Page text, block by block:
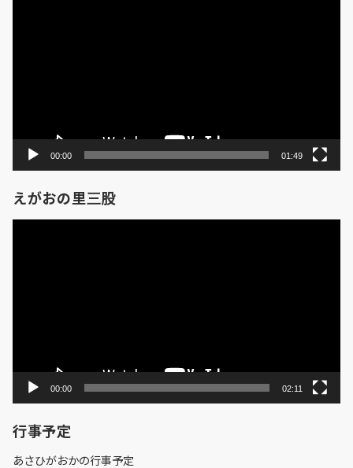
00:00 01:49
えがおの里三股
00:00 02:11
行事予定
あさひがおかの行事予定